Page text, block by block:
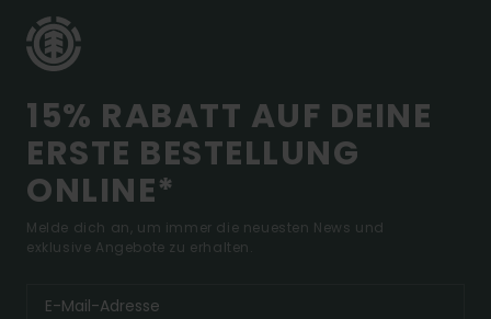
15% RABATT AUF DEINE
ERSTE BESTELLUNG
ONLINE*
Melde dich an, um immer die neuesten News und
exklusive Angebote zu erhalten.